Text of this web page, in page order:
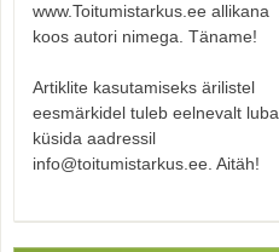
www.Toitumistarkus.ee allikana
koos autori nimega. Täname!
Artiklite kasutamiseks ärilistel
eesmärkidel tuleb eelnevalt luba
küsida aadressil
info@toitumistarkus.ee. Aitäh!